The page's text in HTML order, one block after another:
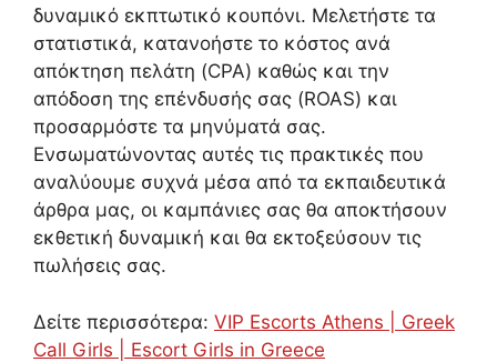
δυναμικό εκπτωτικό κουπόνι. Μελετήστε τα
στατιστικά, κατανοήστε το κόστος ανά
απόκτηση πελάτη (CPA) καθώς και την
απόδοση της επένδυσής σας (ROAS) και
προσαρμόστε τα μηνύματά σας.
Ενσωματώνοντας αυτές τις πρακτικές που
αναλύουμε συχνά μέσα από τα εκπαιδευτικά
άρθρα μας, οι καμπάνιες σας θα αποκτήσουν
εκθετική δυναμική και θα εκτοξεύσουν τις
πωλήσεις σας.
Δείτε περισσότερα: VIP Escorts Athens | Greek
Call Girls | Escort Girls in Greece